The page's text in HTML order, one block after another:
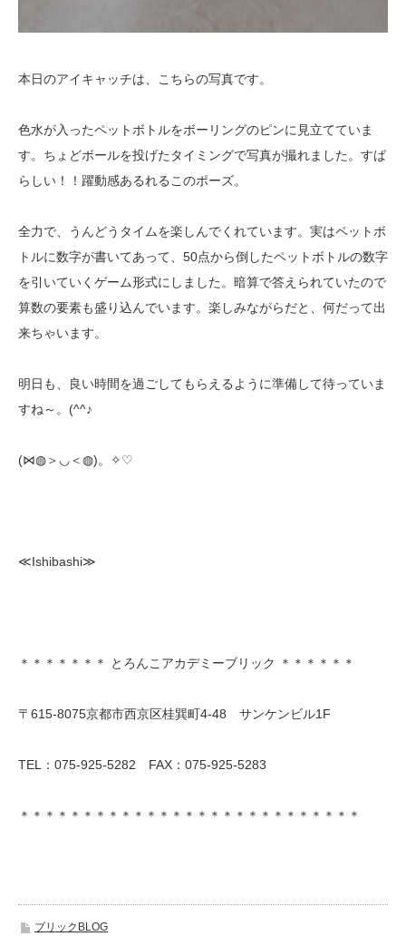
本日のアイキャッチは、こちらの写真です。
色水が入ったペットボトルをボーリングのピンに見立てていま
す。ちょどボールを投げたタイミングで写真が撮れました。すば
らしい！！躍動感あるれるこのポーズ。
全力で、うんどうタイムを楽しんでくれています。実はペットボ
トルに数字が書いてあって、50点から倒したペットボトルの数字
を引いていくゲーム形式にしました。暗算で答えられていたので
算数の要素も盛り込んでいます。楽しみながらだと、何だって出
来ちゃいます。
明日も、良い時間を過ごしてもらえるように準備して待っていま
すね～。(^^♪
(⋈◍＞◡＜◍)。✧♡
≪Ishibashi≫
＊＊＊＊＊＊＊ とろんこアカデミーブリック ＊＊＊＊＊＊
〒615-8075京都市西京区桂巽町4-48 サンケンビル1F
TEL：075-925-5282 FAX：075-925-5283
＊＊＊＊＊＊＊＊＊＊＊＊＊＊＊＊＊＊＊＊＊＊＊＊＊＊＊
ブリックBLOG